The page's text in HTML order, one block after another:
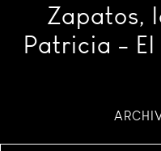
Zapatos,
Patricia -